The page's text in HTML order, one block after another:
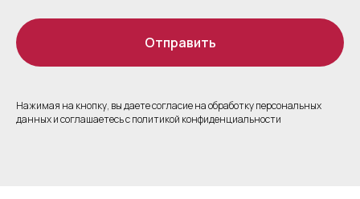
Отправить
Нажимая на кнопку, вы даете согласие на обработку персональных
данных и соглашаетесь c политикой конфиденциальности